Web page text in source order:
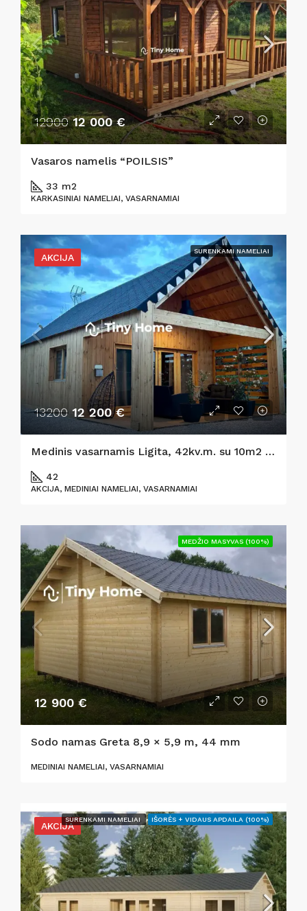
1290012 000 €
Vasaros namelis “POILSIS”
33 m2
KARKASINIAI NAMELIAI, VASARNAMIAI
AKCIJA
SURENKAMI NAMELIAI
13200 12 200 €
Medinis vasarnamis Ligita, 42kv.m. su 10m2 antresole
42
AKCIJA, MEDINIAI NAMELIAI, VASARNAMIAI
MEDŽIO MASYVAS (100%)
12 900 €
Sodo namas Greta 8,9 × 5,9 m, 44 mm
MEDINIAI NAMELIAI, VASARNAMIAI
AKCIJA
SURENKAMI NAMELIAI IŠORĖS + VIDAUS APDAILA (100%)